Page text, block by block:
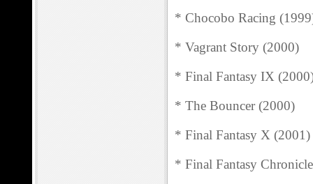
* Chocobo Racing
* Vagrant Story (2000)
* Final Fantasy IX
* The Bouncer (2000)
* Final Fantasy X (2001)
* Final Fantasy